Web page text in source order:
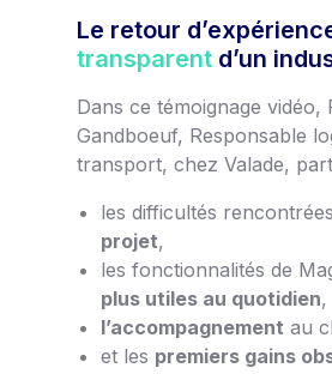
Le retour
transparent d’un
Dans ce témoignage vidéo,
Gandboeuf, Responsable
transport, chez Valade,
les difficultés rencontrées
projet,
les fonctionnalités de
plus utiles au quotidien,
l’accompagnement au
et les premiers gains